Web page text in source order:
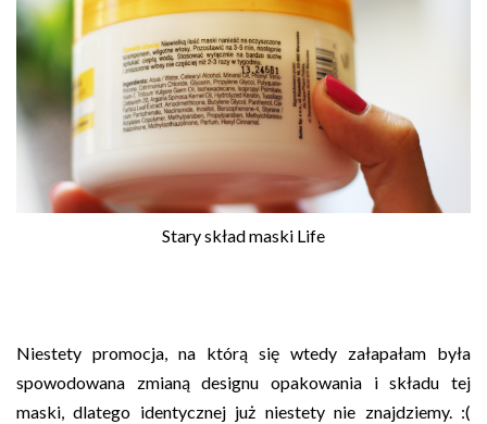
Stary skład maski Life
Niestety promocja, na którą się wtedy załapałam była
spowodowana zmianą designu opakowania i składu tej
maski, dlatego identycznej już niestety nie znajdziemy. :(